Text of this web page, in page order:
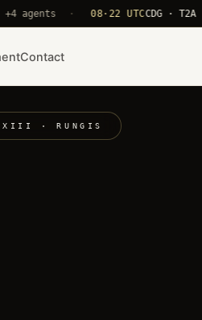
· 08·22 UTCCDG · T2A · C03
Contact
· RUNGIS